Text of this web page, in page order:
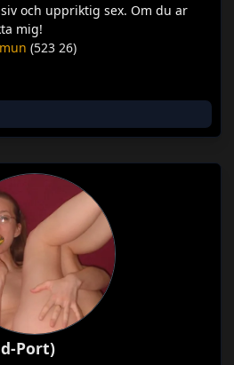
och uppriktig sex. Om du ar
mig!
(523 26)
Port)